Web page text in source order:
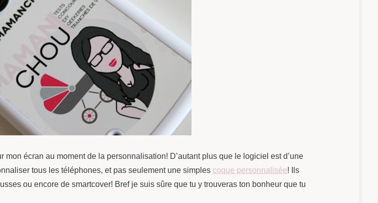
écran au moment de la personnalisation! D’autant plus que le logiciel est d’une
tous les téléphones, et pas seulement une simples coque personnalisée! Ils
ou encore de smartcover! Bref je suis sûre que tu y trouveras ton bonheur que tu